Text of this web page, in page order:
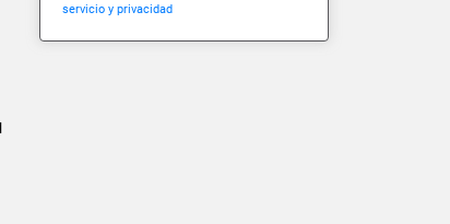
servicio y privacidad